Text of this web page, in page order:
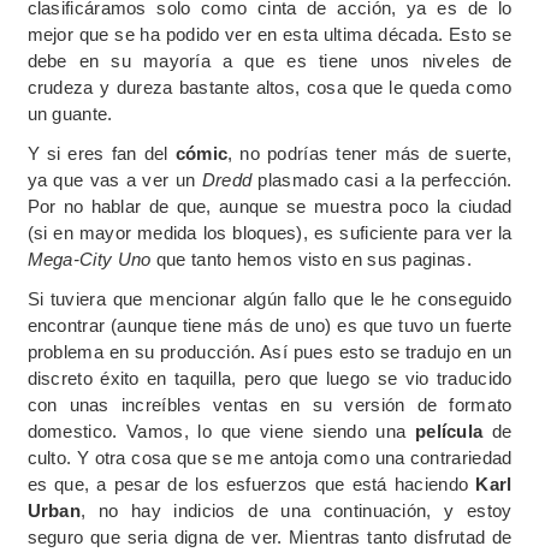
clasificáramos solo como cinta de acción, ya es de lo
mejor que se ha podido ver en esta ultima década. Esto se
debe en su mayoría a que es tiene unos niveles de
crudeza y dureza bastante altos, cosa que le queda como
un guante.
Y si eres fan del cómic, no podrías tener más de suerte,
ya que vas a ver un Dreddplasmado casi a la perfección.
Por no hablar de que, aunque se muestra poco la ciudad
(si en mayor medida los bloques), es suficiente para ver la
Mega-City Uno que tanto hemos visto en sus paginas.
Si tuviera que mencionar algún fallo que le he conseguido
encontrar (aunque tiene más de uno) es que tuvo un fuerte
problema en su producción. Así pues esto se tradujo en un
discreto éxito en taquilla, pero que luego se vio traducido
con unas increíbles ventas en su versión de formato
domestico. Vamos, lo que viene siendo una películade
culto. Y otra cosa que se me antoja como una contrariedad
es que, a pesar de los esfuerzos que está haciendo Karl
Urban, no hay indicios de una continuación, y estoy
seguro que seria digna de ver. Mientras tanto disfrutad de